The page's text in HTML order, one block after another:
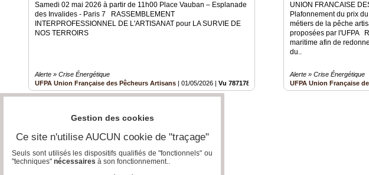
Samedi 02 mai 2026 à partir de 11h00 Place Vauban – Esplanade
des Invalides - Paris 7 RASSEMBLEMENT
INTERPROFESSIONNEL DE L'ARTISANAT pour LA SURVIE DE
NOS TERROIRS
Alerte » Crise Énergétique
UFPA Union Française des Pêcheurs Artisans
01/05/2026 Vu 787178 fois
UNION FRANCAISE
Plafonnement du prix
métiers de la pêche
proposées par l'UFPA
maritime afin de
du..
Alerte » Crise Énergétique
UFPA Union Française
Gestion des cookies
Ce site n'utilise AUCUN cookie de "traçage"
Seuls sont utilisés les dispositifs qualifiés de "fonctionnels" ou
"techniques" nécessaires à son fonctionnement..